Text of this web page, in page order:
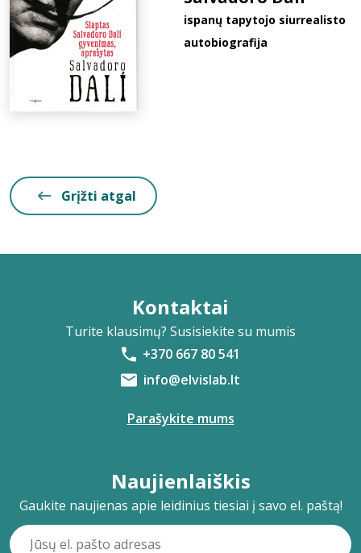
ispanų tapytojo siurrealisto
autobiografija
Grįžti atgal
Kontaktai
Turite klausimų? Susisiekite su mumis
+370 667 80 541
info@elvislab.lt
Parašykite mums
Naujienlaiškis
Gaukite naujienas apie leidinius tiesiai į savo el. paštą!